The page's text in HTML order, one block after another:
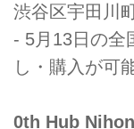
渋谷区宇田川
- 5月13日の全
し・購入が可
0th Hub